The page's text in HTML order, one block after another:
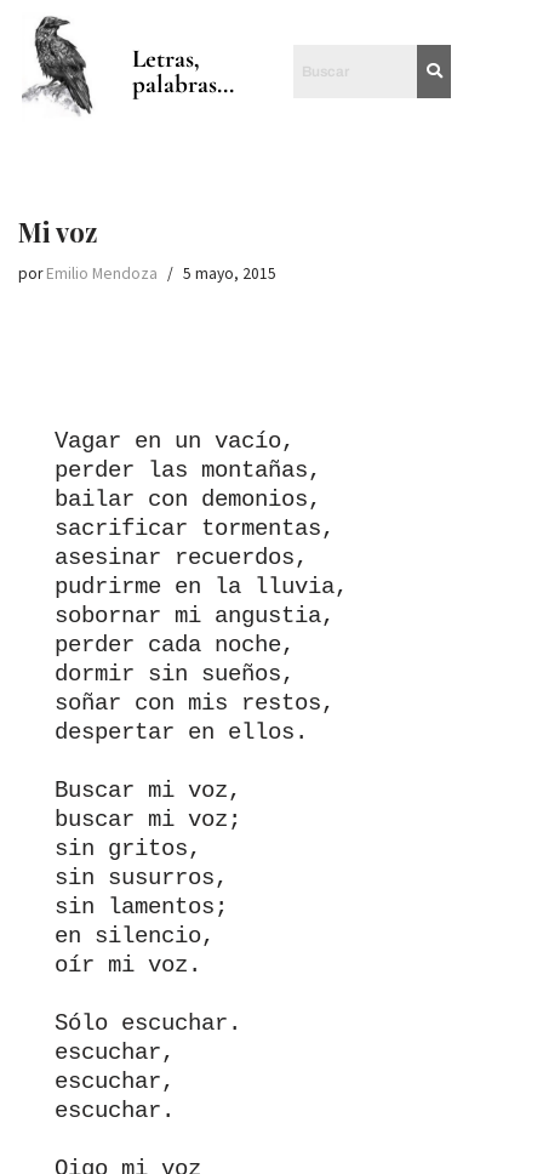
Saltar
al
contenido
Letras,
palabras...
Mi voz
porEmilio Mendoza 5 mayo, 2015
Vagar en un vacío,
perder las montañas,
bailar con demonios,
sacrificar tormentas,
asesinar recuerdos,
pudrirme en la lluvia,
sobornar mi angustia,
perder cada noche,
dormir sin sueños,
soñar con mis restos,
despertar en ellos.
Buscar mi voz,
buscar mi voz;
sin gritos,
sin susurros,
sin lamentos;
en silencio,
oír mi voz.
Sólo escuchar.
escuchar,
escuchar,
escuchar.
Oigo mi voz